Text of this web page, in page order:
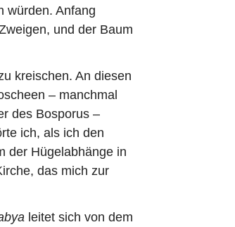
würden. Anfang
und der Baum
kreischen. An diesen
– manchmal
des Bosporus –
ich, als ich den
der Hügelabhänge in
das mich zur
leitet sich von dem